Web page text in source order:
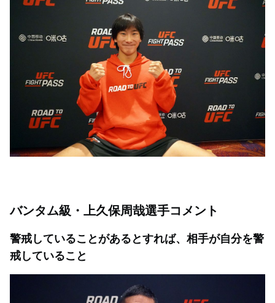
バンタム級・上久保周哉選手コメント
警戒していることがあるとすれば、相手が自分を警
戒していること